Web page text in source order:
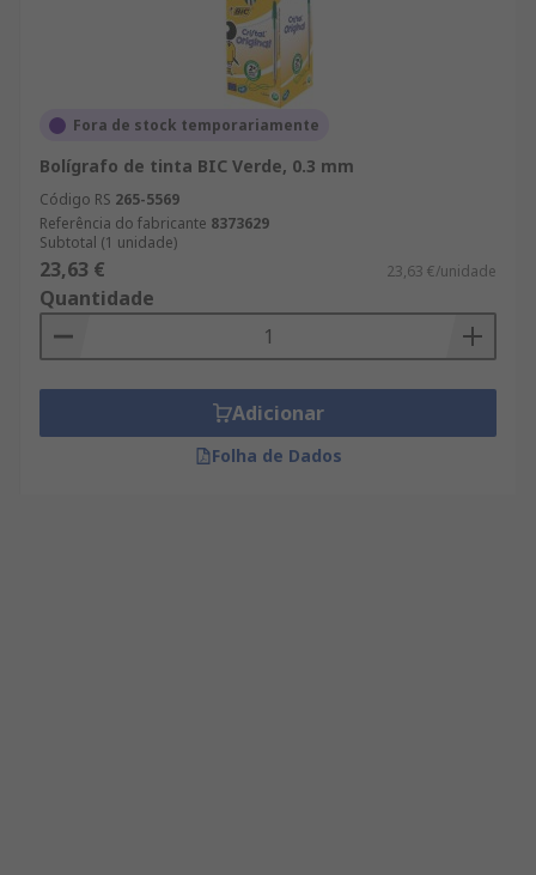
Fora de stock temporariamente
Bolígrafo de tinta BIC Verde, 0.3 mm
Código RS 265-5569
Referência do fabricante 8373629
Subtotal (1 unidade)
23,63 € 23,63 €/unidade
Quantidade
Adicionar
Folha de Dados